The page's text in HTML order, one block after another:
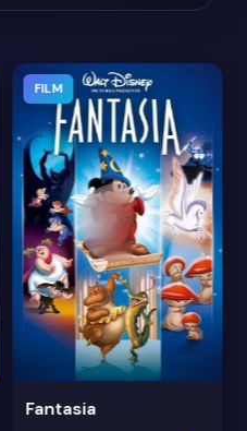
FILM
Fantasia